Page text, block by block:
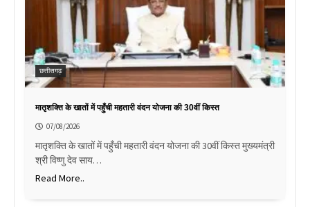
छत्तीसगढ़
मातृशक्ति के खातों में पहुँची महतारी वंदन योजना की 30वीं किस्त
07/08/2026
मातृशक्ति के खातों में पहुँची महतारी वंदन योजना की 30वीं किस्त मुख्यमंत्री
श्री विष्णु देव साय…
Read More..